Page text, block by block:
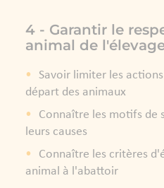
4 - Garantir le
animal de
Savoir limiter les
départ des animaux
Connaître les motifs de
leurs causes
Connaître les critères
animal à l'abattoir